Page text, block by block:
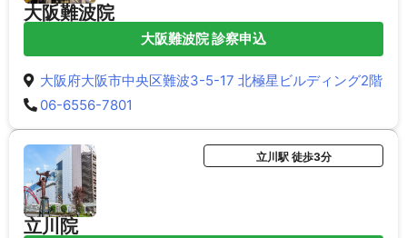
大阪難波院
大阪難波院 診察申込
大阪府大阪市中央区難波3-5-17 北極星ビルディング2階
06-6556-7801
立川院
立川駅 徒歩3分